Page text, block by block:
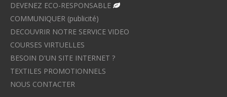
DEVENEZ ECO-RESPONSABLE
COMMUNIQUER (publicité)
DECOUVRIR NOTRE SERVICE VIDEO
COURSES VIRTUELLES
BESOIN D'UN SITE INTERNET ?
TEXTILES PROMOTIONNELS
NOUS CONTACTER